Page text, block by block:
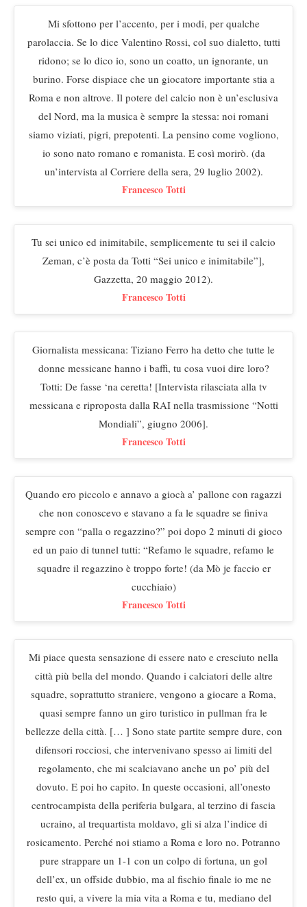
Mi sfottono per l’accento, per i modi, per qualche
parolaccia. Se lo dice Valentino Rossi, col suo dialetto, tutti
ridono; se lo dico io, sono un coatto, un ignorante, un
burino. Forse dispiace che un giocatore importante stia a
Roma e non altrove. Il potere del calcio non è un’esclusiva
del Nord, ma la musica è sempre la stessa: noi romani
siamo viziati, pigri, prepotenti. La pensino come vogliono,
io sono nato romano e romanista. E così morirò. (da
un’intervista al Corriere della sera, 29 luglio 2002).
Francesco Totti
Tu sei unico ed inimitabile, semplicemente tu sei il calcio
Zeman, c’è posta da Totti “Sei unico e inimitabile”],
Gazzetta, 20 maggio 2012).
Francesco Totti
Giornalista messicana: Tiziano Ferro ha detto che tutte le
donne messicane hanno i baffi, tu cosa vuoi dire loro?
Totti: De fasse ‘na ceretta! [Intervista rilasciata alla tv
messicana e riproposta dalla RAI nella trasmissione “Notti
Mondiali”, giugno 2006].
Francesco Totti
Quando ero piccolo e annavo a giocà a’ pallone con ragazzi
che non conoscevo e stavano a fa le squadre se finiva
sempre con “palla o regazzino?” poi dopo 2 minuti di gioco
ed un paio di tunnel tutti: “Refamo le squadre, refamo le
squadre il regazzino è troppo forte! (da Mò je faccio er
cucchiaio)
Francesco Totti
Mi piace questa sensazione di essere nato e cresciuto nella
città più bella del mondo. Quando i calciatori delle altre
squadre, soprattutto straniere, vengono a giocare a Roma,
quasi sempre fanno un giro turistico in pullman fra le
bellezze della città. [… ] Sono state partite sempre dure, con
difensori rocciosi, che intervenivano spesso ai limiti del
regolamento, che mi scalciavano anche un po’ più del
dovuto. E poi ho capito. In queste occasioni, all’onesto
centrocampista della periferia bulgara, al terzino di fascia
ucraino, al trequartista moldavo, gli si alza l’indice di
rosicamento. Perché noi stiamo a Roma e loro no. Potranno
pure strappare un 1-1 con un colpo di fortuna, un gol
dell’ex, un offside dubbio, ma al fischio finale io me ne
resto qui, a vivere la mia vita a Roma e tu, mediano del